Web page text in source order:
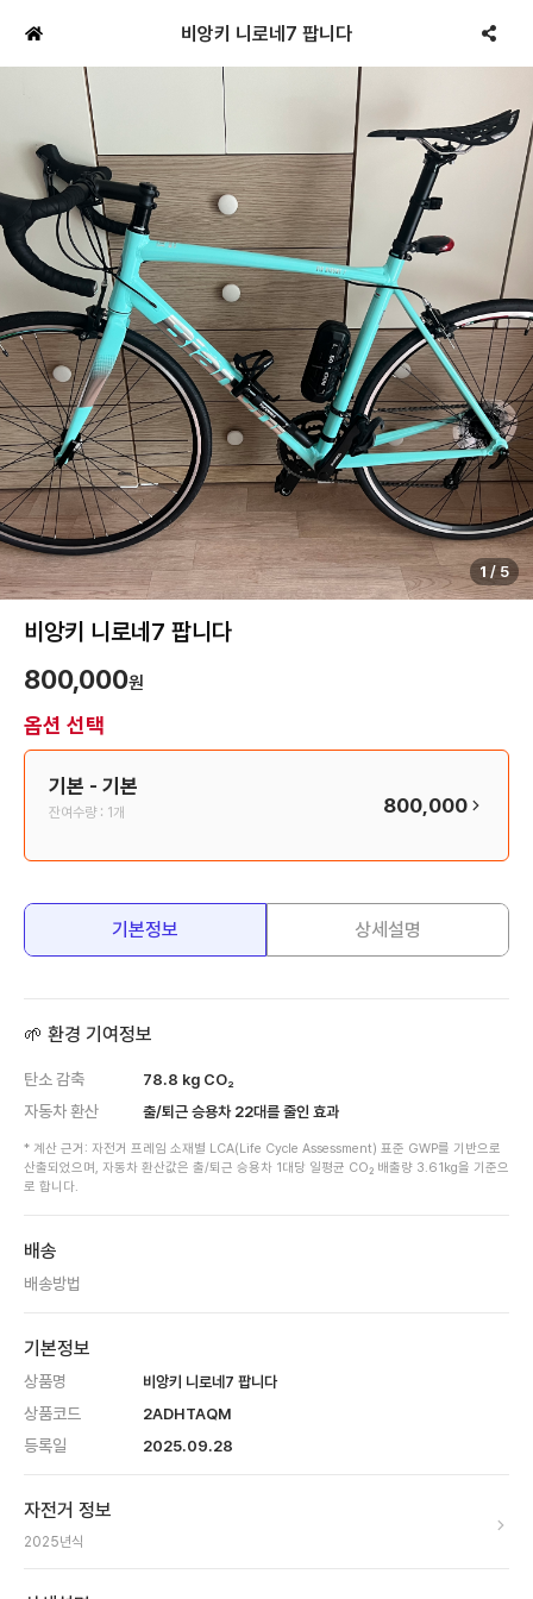
비앙키 니로네7 팝니다
1 / 5
비앙키 니로네7 팝니다
800,000원
옵션 선택
기본 - 기본
잔여수량 : 1개 800,000
기본정보 상세설명
🌱 환경 기여정보
탄소 감축 78.8 kg CO₂
자동차 환산 출/퇴근 승용차 22대를 줄인 효과
* 계산 근거: 자전거 프레임 소재별 LCA(Life Cycle Assessment) 표준 GWP를 기반으로
산출되었으며, 자동차 환산값은 출/퇴근 승용차 1대당 일평균 CO₂ 배출량 3.61kg을 기준으
로 합니다.
배송
배송방법
기본정보
상품명 비앙키 니로네7 팝니다
상품코드 2ADHTAQM
등록일 2025.09.28
자전거 정보
2025년식